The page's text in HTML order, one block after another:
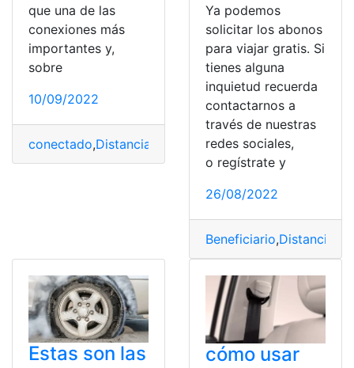
que una de las
conexiones más
importantes y,
sobre
10/09/2022
conectado,Distancia Preguntas,red WiFi
Ya podemos
solicitar los abonos
para viajar gratis. Si
tienes alguna
inquietud recuerda
contactarnos a
través de nuestras
redes sociales,
o regístrate y
26/08/2022
Beneficiario,Distancia
Estas son las
cómo usar